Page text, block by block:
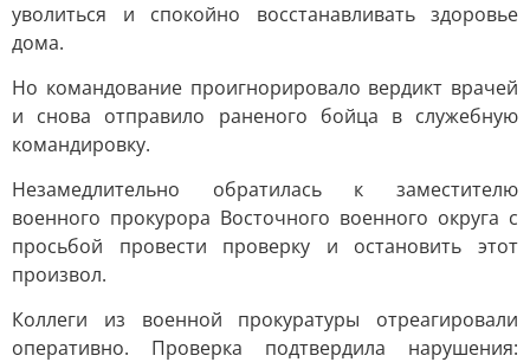
уволиться и спокойно восстанавливать здоровье
дома.
Но командование проигнорировало вердикт врачей
и снова отправило раненого бойца в служебную
командировку.
Незамедлительно обратилась к заместителю
военного прокурора Восточного военного округа с
просьбой провести проверку и остановить этот
произвол.
Коллеги из военной прокуратуры отреагировали
оперативно. Проверка подтвердила нарушения: